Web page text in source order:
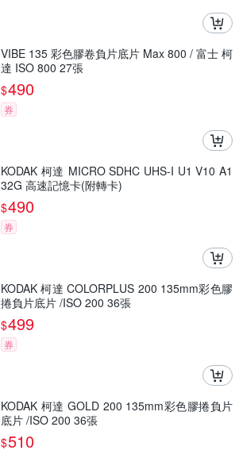
VIBE 135 彩色膠卷負片底片 Max 800 / 富士 柯
達 ISO 800 27張
$490
券
KODAK 柯達 MICRO SDHC UHS-I U1 V10 A1
32G 高速記憶卡(附轉卡)
$490
券
KODAK 柯達 COLORPLUS 200 135mm彩色膠
捲負片底片 /ISO 200 36張
$499
券
KODAK 柯達 GOLD 200 135mm彩色膠捲負片
底片 /ISO 200 36張
$510